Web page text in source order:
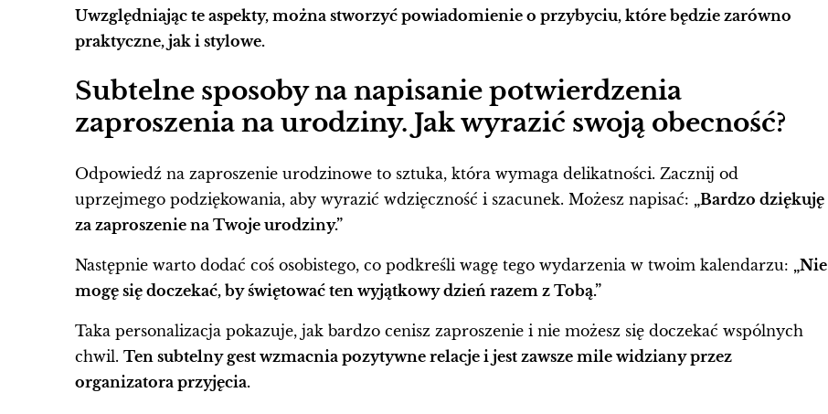
Uwzględniając te aspekty, można stworzyć powiadomienie o przybyciu, które będzie zarówno
praktyczne, jak i stylowe.
Subtelne sposoby na napisanie potwierdzenia
zaproszenia na urodziny. Jak wyrazić swoją obecność?
Odpowiedź na zaproszenie urodzinowe to sztuka, która wymaga delikatności. Zacznij od
uprzejmego podziękowania, aby wyrazić wdzięczność i szacunek. Możesz napisać: „Bardzo dziękuję
za zaproszenie na Twoje urodziny.”
Następnie warto dodać coś osobistego, co podkreśli wagę tego wydarzenia w twoim kalendarzu: „Nie
mogę się doczekać, by świętować ten wyjątkowy dzień razem z Tobą.”
Taka personalizacja pokazuje, jak bardzo cenisz zaproszenie i nie możesz się doczekać wspólnych
chwil. Ten subtelny gest wzmacnia pozytywne relacje i jest zawsze mile widziany przez
organizatora przyjęcia.